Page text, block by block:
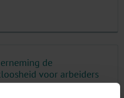
de
voor arbeiders